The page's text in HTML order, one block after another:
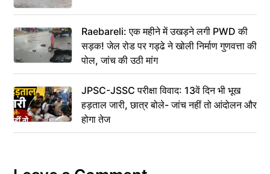
Raebareli: एक महीने में उखड़ने लगी PWD की
सड़क! जेल रोड पर गड्ढे ने खोली निर्माण गुणवत्ता की
पोल, जांच की उठी मांग
JPSC-JSSC परीक्षा विवाद: 13वें दिन भी भूख
हड़ताल जारी, छात्र बोले- जांच नहीं तो आंदोलन और
होगा तेज